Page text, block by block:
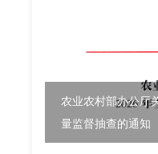
农业农村部办公厅
量监督抽查的通知